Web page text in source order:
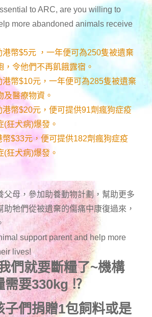
to ARC, are you willing to
more abandoned animals receive
幣$5元 ，一年便可為250隻被遺棄
，令他們不再飢餓露宿。
幣$10元，一年便可為285隻被遺棄
及醫療物資。
幣$20元，便可提供91劑瘋狗症疫
(狂犬病)爆發。
$33元，便可提供182劑瘋狗症疫
(狂犬病)爆發。
父母，參加助養動物計劃，幫助更多
助牠們從被遺棄的傷痛中康復過來，
support parent and help more
lives!
們就要斷糧了~機構
需要330kg⁉
子們捐贈1包飼料或是